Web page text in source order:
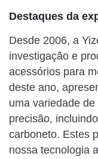
Destaques da
Desde 2006, a
investigação e
acessórios para
deste ano,
uma variedade
precisão,
carboneto. Estes
nossa tecnologia